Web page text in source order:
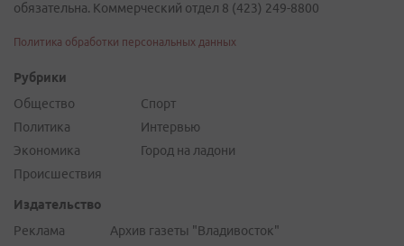
обязательна. Коммерческий отдел 8 (423) 249-8800
Политика обработки персональных данных
Рубрики
Общество
Политика
Экономика
Происшествия
Спорт
Интервью
Город на ладони
Издательство
Реклама
Архив газеты "Владивосток"